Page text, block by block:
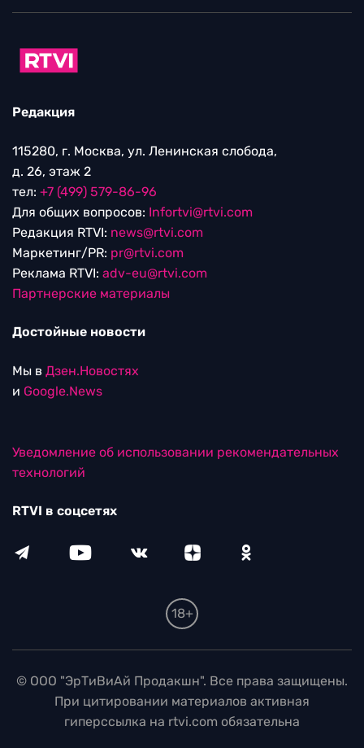
Редакция
115280, г. Москва, ул. Ленинская слобода,
д. 26, этаж 2
тел: +7 (499) 579-86-96
Для общих вопросов: Infortvi@rtvi.com
Редакция RTVI: news@rtvi.com
Маркетинг/PR: pr@rtvi.com
Реклама RTVI: adv-eu@rtvi.com
Партнерские материалы
Достойные новости
Мы в Дзен.Новостях
и Google.News
Уведомление об использовании рекомендательных
технологий
RTVI в соцсетях
18+
© ООО "ЭрТиВиАй Продакшн". Все права защищены.
При цитировании материалов активная
гиперссылка на rtvi.com обязательна